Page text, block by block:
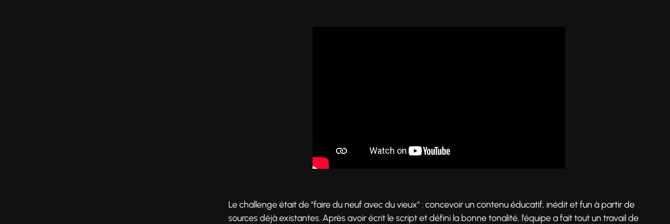
Le challenge était de "faire du neuf avec du vieux" : concevoir un contenu éducatif, inédit et fun à partir de
sources déjà existantes. Après avoir écrit le script et défini la bonne tonalité, l'équipe a fait tout un travail de